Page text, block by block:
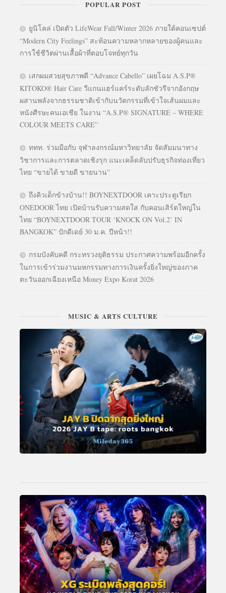
POPULAR POST
ยูนิโคล่ เปิดตัว LifeWear Fall/Winter 2026 ภายใต้คอนเซปต์
“Modern City Feelings” สะท้อนความหลากหลายของผู้คนและ
การใช้ชีวิตผ่านเสื้อผ้าที่ตอบโจทย์ทุกวัน
เสกผมสวยสุขภาพดี “Advance Cabello” เผยโฉม A.S.P®
KITOKO® Hair Care วีแกนแฮร์แคร์ระดับลักชัวรีจากอังกฤษ
ผสานพลังจากธรรมชาติเข้ากับนวัตกรรมที่เข้าใจเส้นผมและ
หนังศีรษะคนเอเชีย ในงาน “A.S.P® SIGNATURE – WHERE
COLOUR MEETS CARE”
ททท. ร่วมมือกับ จุฬาลงกรณ์มหาวิทยาลัย จัดสัมมนาทาง
วิชาการและการตลาดเชิงรุก แนะเคล็ดลับปรับธุรกิจท่องเที่ยว
ไทย “ขายได้ ขายดี ขายนาน”
ถึงคิวเด็กข้างบ้าน!! BOYNEXTDOOR เคาะประตูเรียก
ONEDOOR ไทย เปิดบ้านรับความสดใส กับคอนเสิร์ตใหญ่ใน
ไทย “BOYNEXTDOOR TOUR ‘KNOCK ON Vol.2’ IN
BANGKOK” ปักดีเดย์ 30 ม.ค. ปีหน้า!!
กรมบังคับคดี กระทรวงยุติธรรม ประกาศความพร้อมอีกครั้ง
ในการเข้าร่วมงานมหกรรมทางการเงินครั้งยิ่งใหญ่ของภาค
ตะวันออกเฉียงเหนือ Money Expo Korat 2026
MUSIC & ARTS CULTURE